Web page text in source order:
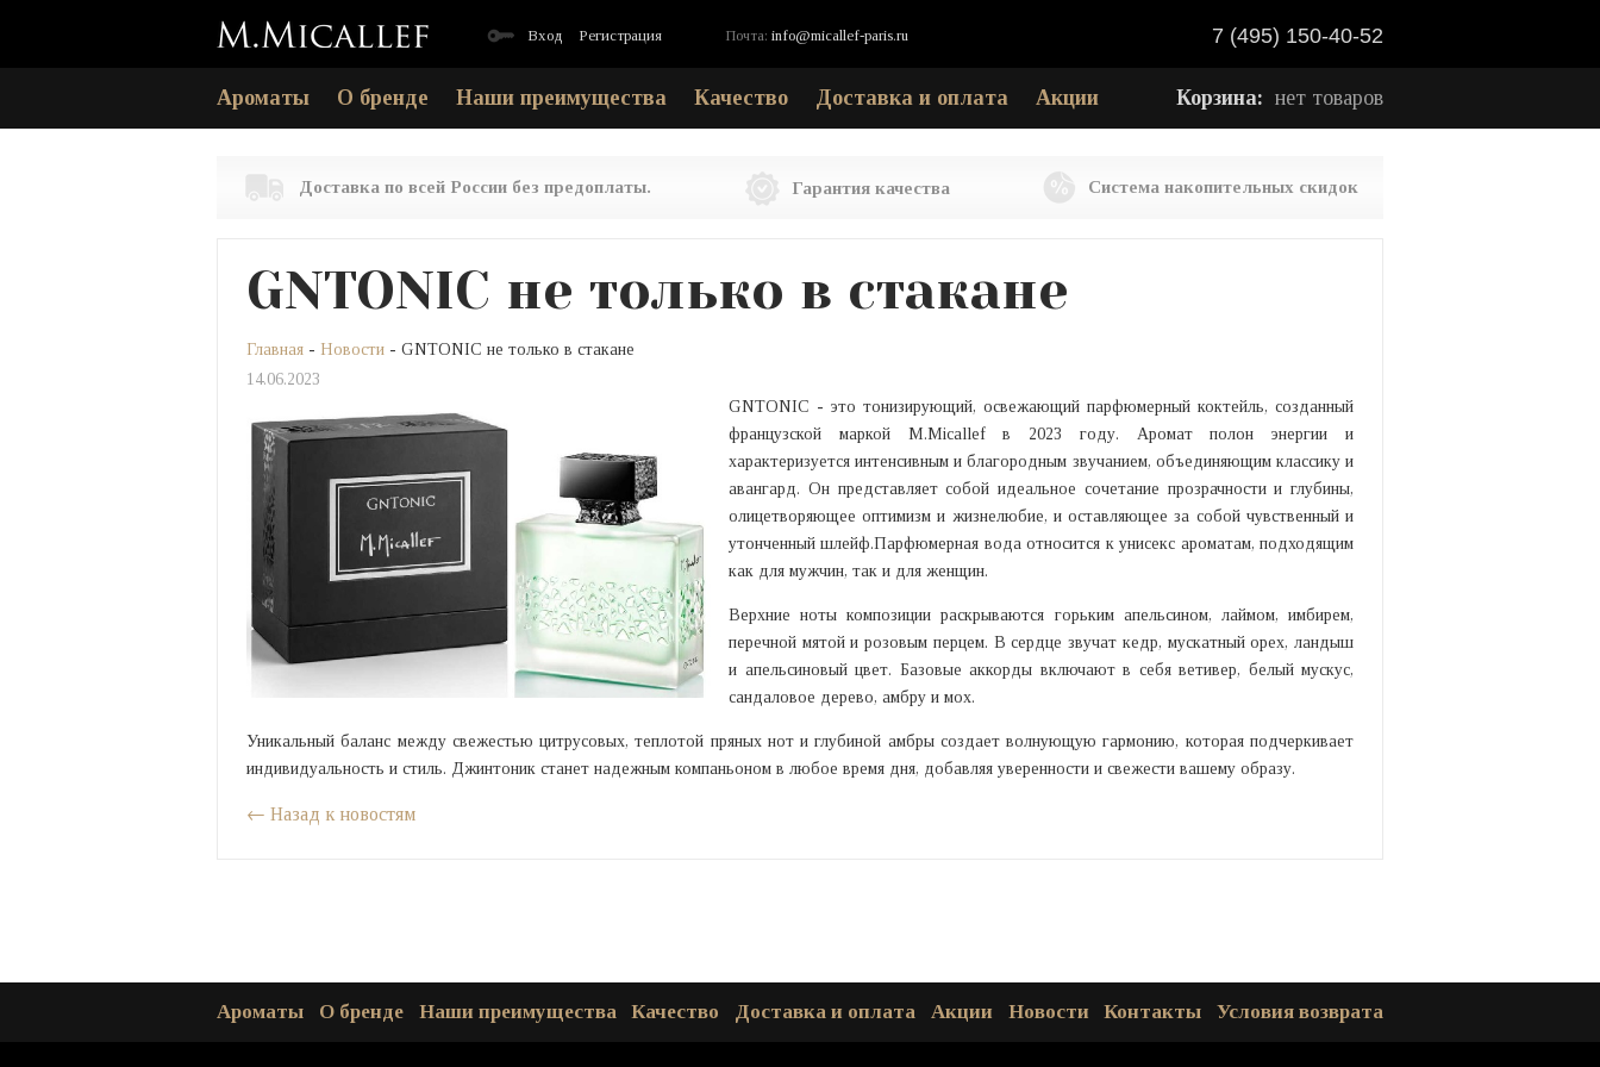
Вход Регистрация Почта: info@micallef-paris.ru 7 (495) 150-40-52
Ароматы О бренде Наши преимущества Качество Доставка и оплата Акции Корзина: нет товаров
Доставка по всей России без предоплаты. Гарантия качества Система накопительных скидок
GNTONIC не только в стакане
Главная - Новости - GNTONIC не только в стакане
14.06.2023
GNTONIC - это тонизирующий, освежающий парфюмерный коктейль, созданный
французской маркой M.Micallef в 2023 году. Аромат полон энергии и
характеризуется интенсивным и благородным звучанием, объединяющим классику и
авангард. Он представляет собой идеальное сочетание прозрачности и глубины,
олицетворяющее оптимизм и жизнелюбие, и оставляющее за собой чувственный и
утонченный шлейф.Парфюмерная вода относится к унисекс ароматам, подходящим
как для мужчин, так и для женщин.
Верхние ноты композиции раскрываются горьким апельсином, лаймом, имбирем,
перечной мятой и розовым перцем. В сердце звучат кедр, мускатный орех, ландыш
и апельсиновый цвет. Базовые аккорды включают в себя ветивер, белый мускус,
сандаловое дерево, амбру и мох.
Уникальный баланс между свежестью цитрусовых, теплотой пряных нот и глубиной амбры создает волнующую гармонию, которая подчеркивает
индивидуальность и стиль. Джинтоник станет надежным компаньоном в любое время дня, добавляя уверенности и свежести вашему образу.
← Назад к новостям
Ароматы О бренде Наши преимущества Качество Доставка и оплата Акции Новости Контакты Условия возврата